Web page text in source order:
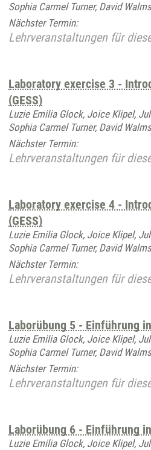
Sophia Carmel Turner, David
Nächster Termin:
Lehrveranstaltungen für
Laboratory exercise 3 -
(GESS)
Luzie Emilia Glock, Joice Klipel,
Sophia Carmel Turner, David
Nächster Termin:
Lehrveranstaltungen für
Laboratory exercise 4 -
(GESS)
Luzie Emilia Glock, Joice Klipel,
Sophia Carmel Turner, David
Nächster Termin:
Lehrveranstaltungen für
Laborübung 5 - Einführung
Luzie Emilia Glock, Joice Klipel,
Sophia Carmel Turner, David
Nächster Termin:
Lehrveranstaltungen für
Laborübung 6 - Einführung
Luzie Emilia Glock, Joice Klipel,